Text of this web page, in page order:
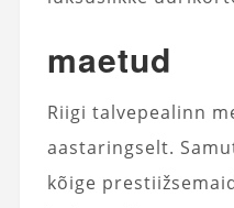
maetud
Riigi talvepealinn
aastaringselt.
kõige